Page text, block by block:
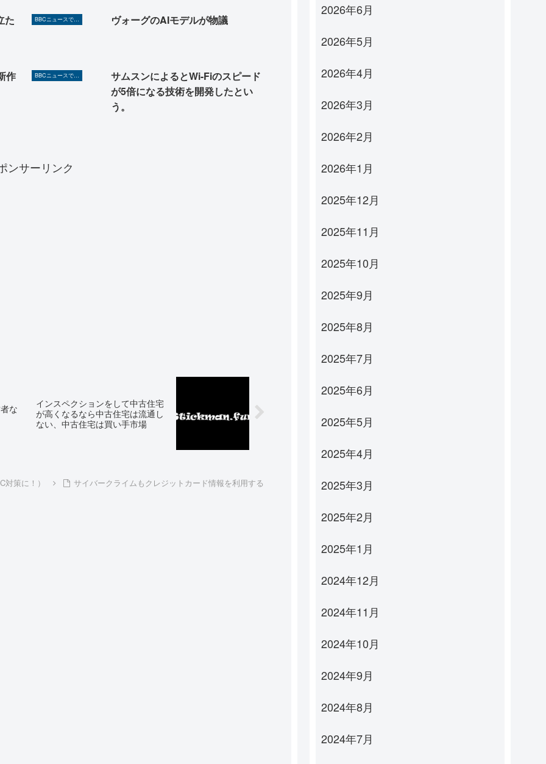
た BBCニュースで英語を勉強しよう（TOEIC対策に！） ヴォーグのAIモデルが物議
作 BBCニュースで英語を勉強しよう（TOEIC対策に！）
サムスンによるとWi-Fiのスピード
が5倍になる技術を開発したとい
う。
ンサーリンク
な
インスペクションをして中古住宅
が高くなるなら中古住宅は流通し
ない、中古住宅は買い手市場
策に！） サイバークライムもクレジットカード情報を利用する
2026年6月
2026年5月
2026年4月
2026年3月
2026年2月
2026年1月
2025年12月
2025年11月
2025年10月
2025年9月
2025年8月
2025年7月
2025年6月
2025年5月
2025年4月
2025年3月
2025年2月
2025年1月
2024年12月
2024年11月
2024年10月
2024年9月
2024年8月
2024年7月